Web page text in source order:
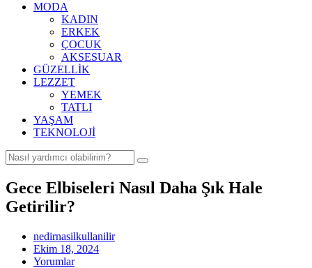
MODA
KADIN
ERKEK
ÇOCUK
AKSESUAR
GÜZELLİK
LEZZET
YEMEK
TATLI
YAŞAM
TEKNOLOJİ
Gece Elbiseleri Nasıl Daha Şık Hale
Getirilir?
nedirnasilkullanilir
Ekim 18, 2024
Yorumlar